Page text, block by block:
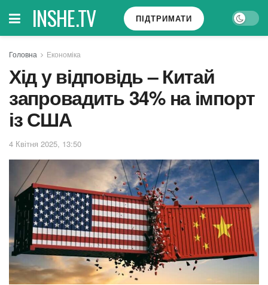
INSHE.TV ПІДТРИМАТИ
Головна Економіка
Хід у відповідь – Китай
запровадить 34% на імпорт
із США
4 Квітня 2025, 13:50